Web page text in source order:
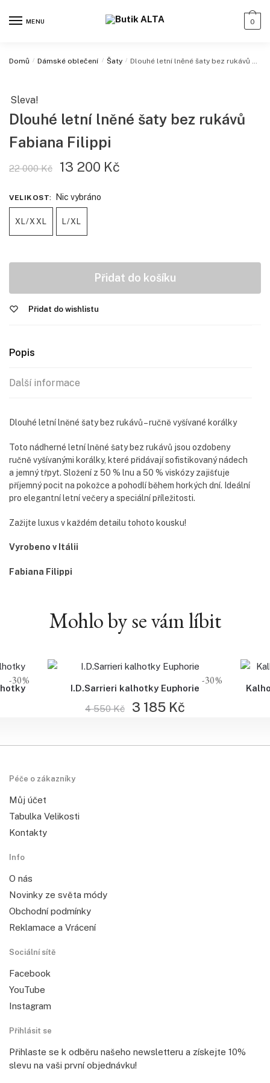
MENU 0
Domů / Dámské oblečení / Šaty / Dlouhé letní lněné šaty bez rukávů Fabiana Filippi
Sleva!
Dlouhé letní lněné šaty bez rukávů
Fabiana Filippi
22 000Kč 13 200 Kč
VELIKOST: Nic vybráno
XL/XXL L/XL
Přidat do košíku
Přidat do wishlistu
Popis
Další informace
Dlouhé letní lněné šaty bez rukávů – ručně vyšívané korálky
Toto nádherné letní lněné šaty bez rukávů jsou ozdobeny
ručně vyšívanými korálky, které přidávají sofistikovaný nádech
a jemný třpyt. Složení z 50 % lnu a 50 % viskózy zajišťuje
příjemný pocit na pokožce a pohodlí během horkých dní. Ideální
pro elegantní letní večery a speciální příležitosti.
Zažijte luxus v každém detailu tohoto kousku!
Vyrobeno v Itálii
Fabiana Filippi
Mohlo by se vám líbit
-30% -30%
I.D.Sarrieri kalhotky Euphorie
4 550Kč 3 185 Kč
Péče o zákazníky
Můj účet
Tabulka Velikosti
Kontakty
Info
O nás
Novinky ze světa módy
Obchodní podmínky
Reklamace a Vrácení
Sociální sítě
Facebook
YouTube
Instagram
Přihlásit se
Přihlaste se k odběru našeho newsletteru a získejte 10%
slevu na vaši první objednávku!